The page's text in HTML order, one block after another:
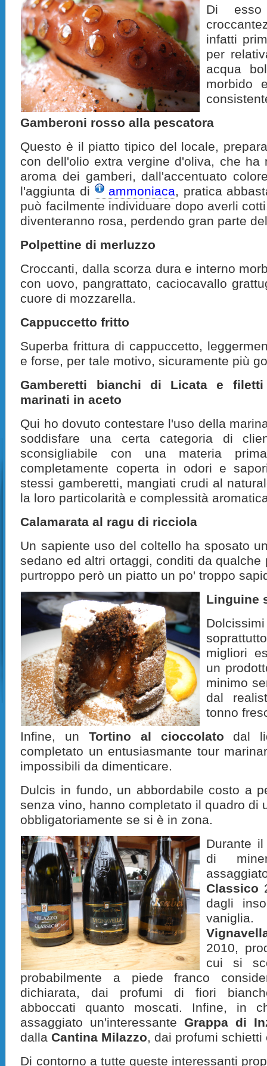
Di
infatti
per
acqua
morbido
Gamberoni rosso alla pescatora
Questo è il piatto tipico del locale,
con dell'olio extra vergine d'oliva, che ha
aroma dei gamberi, dall'accentuato
l'aggiunta di
ammoniaca, pratica
può facilmente individuare dopo averli
diventeranno rosa, perdendo gran parte
Polpettine di merluzzo
Croccanti, dalla scorza dura e interno
con uovo, pangrattato, caciocavallo
cuore di mozzarella.
Cappuccetto fritto
Superba frittura di cappuccetto,
e forse, per tale motivo, sicuramente più
Gamberetti bianchi di Licata e
marinati in aceto
Qui ho dovuto contestare l'uso della
soddisfare una certa categoria di
sconsigliabile con una materia
completamente coperta in odori e
stessi gamberetti, mangiati crudi al
la loro particolarità e complessità
Calamarata al ragu di ricciola
Un sapiente uso del coltello ha sposato
sedano ed altri ortaggi, conditi da
purtroppo però un piatto un po' troppo
Linguine
migliori
un
minimo
dal
tonno
Infine, unTortino al cioccolato dal
completato un entusiasmante tour
impossibili da dimenticare.
Dulcis in fundo, un abbordabile costo a
senza vino, hanno completato il quadro di
obbligatoriamente se si è in zona.
Durante
di
Classico
dagli
2010,
cui si
probabilmente a piede franco
dichiarata, dai profumi di fiori
abboccati quanto moscati. Infine, in
assaggiato un'interessante Grappa di
dalla Cantina Milazzo, dai profumi schietti
Di contorno a tutte queste interessanti